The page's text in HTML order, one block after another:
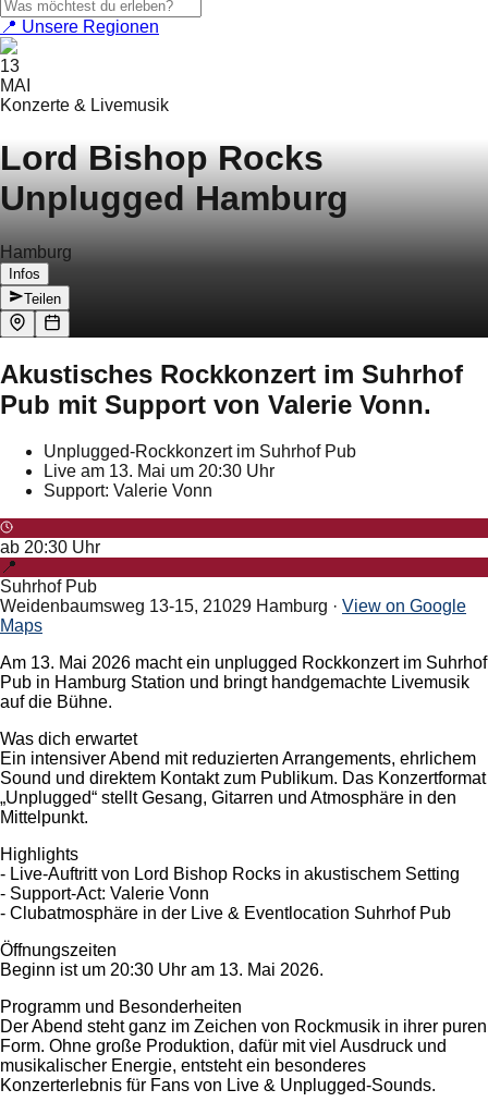
📍 Unsere Regionen
13
MAI
Konzerte & Livemusik
Lord Bishop Rocks
Unplugged Hamburg
Hamburg
Infos
Teilen
Akustisches Rockkonzert im Suhrhof
Pub mit Support von Valerie Vonn.
Unplugged-Rockkonzert im Suhrhof Pub
Live am 13. Mai um 20:30 Uhr
Support: Valerie Vonn
ab 20:30 Uhr
📍
Suhrhof Pub
Weidenbaumsweg 13-15, 21029 Hamburg · View on Google
Maps
Am 13. Mai 2026 macht ein unplugged Rockkonzert im Suhrhof
Pub in Hamburg Station und bringt handgemachte Livemusik
auf die Bühne.
Was dich erwartet
Ein intensiver Abend mit reduzierten Arrangements, ehrlichem
Sound und direktem Kontakt zum Publikum. Das Konzertformat
„Unplugged“ stellt Gesang, Gitarren und Atmosphäre in den
Mittelpunkt.
Highlights
- Live-Auftritt von Lord Bishop Rocks in akustischem Setting
- Support-Act: Valerie Vonn
- Clubatmosphäre in der Live & Eventlocation Suhrhof Pub
Öffnungszeiten
Beginn ist um 20:30 Uhr am 13. Mai 2026.
Programm und Besonderheiten
Der Abend steht ganz im Zeichen von Rockmusik in ihrer puren
Form. Ohne große Produktion, dafür mit viel Ausdruck und
musikalischer Energie, entsteht ein besonderes
Konzerterlebnis für Fans von Live & Unplugged-Sounds.